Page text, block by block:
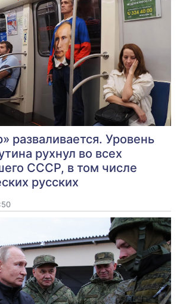
разваливается. Уровень
рухнул во всех
СССР, в том числе
русских